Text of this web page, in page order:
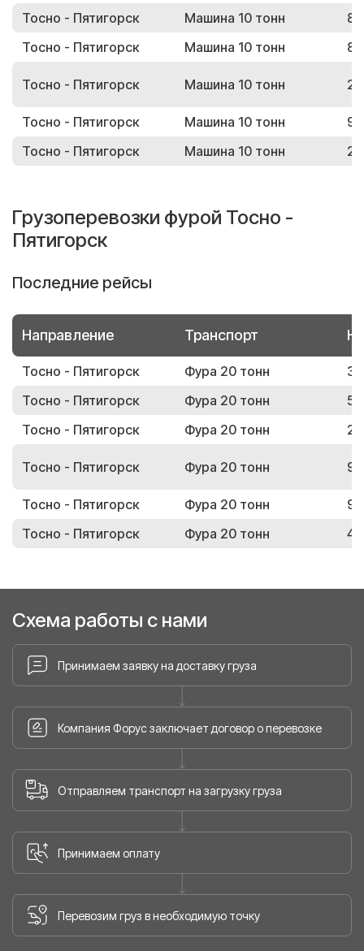
Тосно - Пятигорск
Машина 10 тонн
Тосно - Пятигорск
Машина 10 тонн
Тосно - Пятигорск Машина 10 тонн
Тосно - Пятигорск Машина 10 тонн
Тосно - Пятигорск
Машина 10 тонн
Грузоперевозки фурой Тосно -
Пятигорск
Последние рейсы
Направление Транспорт
Тосно - Пятигорск Фура 20 тонн
Тосно - Пятигорск
Фура 20 тонн
Тосно - Пятигорск
Фура 20 тонн
Тосно - Пятигорск Фура 20 тонн
Тосно - Пятигорск Фура 20 тонн
Тосно - Пятигорск
Фура 20 тонн
Схема работы с нами
Принимаем заявку на доставку груза
Компания Форус заключает договор о перевозке
Отправляем транспорт на загрузку груза
Принимаем оплату
Перевозим груз в необходимую точку